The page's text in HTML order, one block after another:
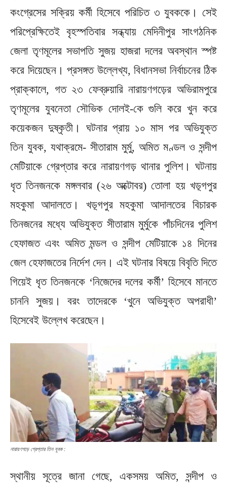
কংগ্রেসের সক্রিয় কর্মী হিসেবে পরিচিত ৩ যুবককে। সেই
পরিপ্রেক্ষিতেই বৃহস্পতিবার সন্ধ্যায় মেদিনীপুর সাংগঠনিক
জেলা তৃণমূলের সভাপতি সুজয় হাজরা দলের অবস্থান স্পষ্ট
করে দিয়েছেন। প্রসঙ্গত উল্লেখ্য, বিধানসভা নির্বাচনের ঠিক
প্রাক্কালে, গত ২৩ ফেব্রুয়ারি নারায়ণগড়ের অভিরামপুরে
তৃণমূলের যুবনেতা সৌভিক দোলই-কে গুলি করে খুন করে
কয়েকজন দুষ্কৃতী। ঘটনার প্রায় ১০ মাস পর অভিযুক্ত
তিন যুবক, যথাক্রমে- সীতারাম মুর্মু, অমিত মণ্ডল ও সন্দীপ
মেটিয়াকে গ্রেপ্তার করে নারায়ণগড় থানার পুলিশ। ঘটনায়
ধৃত তিনজনকে মঙ্গলবার (২৬ অক্টোবর) তোলা হয় খড়্গপুর
মহকুমা আদালতে। খড়্গপুর মহকুমা আদালতের বিচারক
তিনজনের মধ্যে অভিযুক্ত সীতারাম মুর্মুকে পাঁচদিনের পুলিশ
হেফাজত এবং অমিত মন্ডল ও সন্দীপ মেটিয়াকে ১৪ দিনের
জেল হেফাজতের নির্দেশ দেন। এই ঘটনার বিষয়ে বিবৃতি দিতে
গিয়েই ধৃত তিনজনকে ‘নিজেদের দলের কর্মী’ হিসেবে মানতে
চাননি সুজয়। বরং তাদেরকে ‘খুনে অভিযুক্ত অপরাধী’
হিসেবেই উল্লেখ করেছেন।
নারায়ণগড়ে গ্রেপ্তার তিন যুবক :
স্থানীয় সূত্রে জানা গেছে, একসময় অমিত, সন্দীপ ও